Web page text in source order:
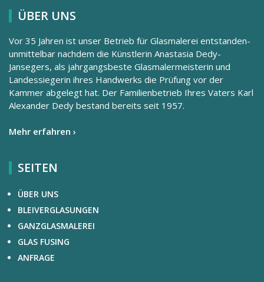
ÜBER UNS
Vor 35 Jahren ist unser Betrieb für Glasmalerei entstanden-
unmittelbar nachdem die Künstlerin Anastasia Dedy-
Jansegers, als jahrgangsbeste Glasmalermeisterin und
Landessiegerin ihres Handwerks die Prüfung vor der
Kammer abgelegt hat. Der Familienbetrieb Ihres Vaters Karl
Alexander Dedy bestand bereits seit 1957.
Mehr erfahren ›
SEITEN
ÜBER UNS
BLEIVERGLASUNGEN
GANZGLASMALEREI
GLAS FUSING
ANFRAGE